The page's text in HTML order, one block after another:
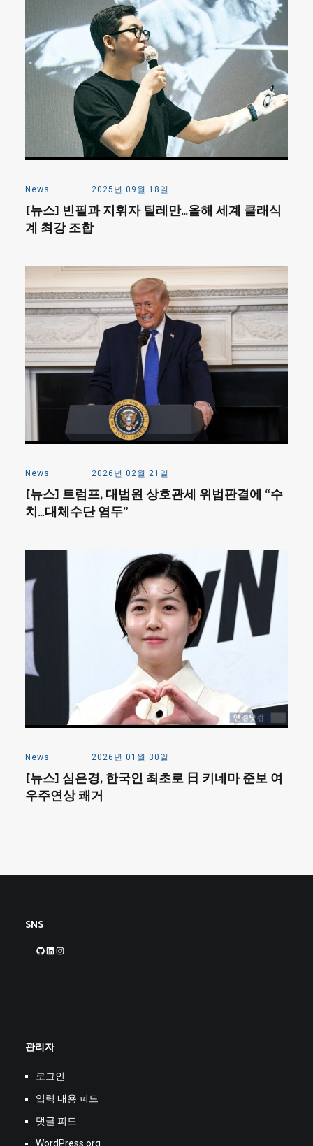
News 2025년 09월 18일
[뉴스] 빈필과 지휘자 틸레만…올해 세계 클래식
계 최강 조합
News 2026년 02월 21일
[뉴스] 트럼프, 대법원 상호관세 위법판결에 “수
치…대체수단 염두”
News 2026년 01월 30일
[뉴스] 심은경, 한국인 최초로 日 키네마 준보 여
우주연상 쾌거
SNS
GitHubLinkedIn
관리자
로그인
입력 내용 피드
댓글 피드
WordPress.org